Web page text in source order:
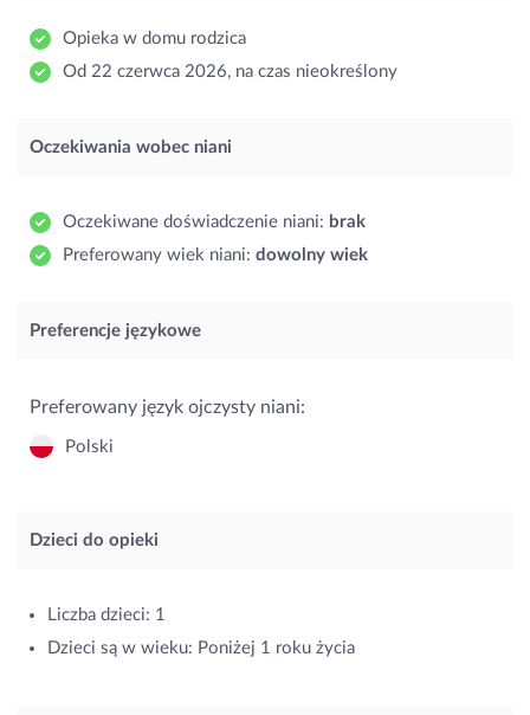
Opieka w domu rodzica
Od 22 czerwca 2026, na czas nieokreślony
Oczekiwania wobec niani
Oczekiwane doświadczenie niani: brak
Preferowany wiek niani: dowolny wiek
Preferencje językowe
Preferowany język ojczysty niani:
Polski
Dzieci do opieki
Liczba dzieci: 1
Dzieci są w wieku: Poniżej 1 roku życia